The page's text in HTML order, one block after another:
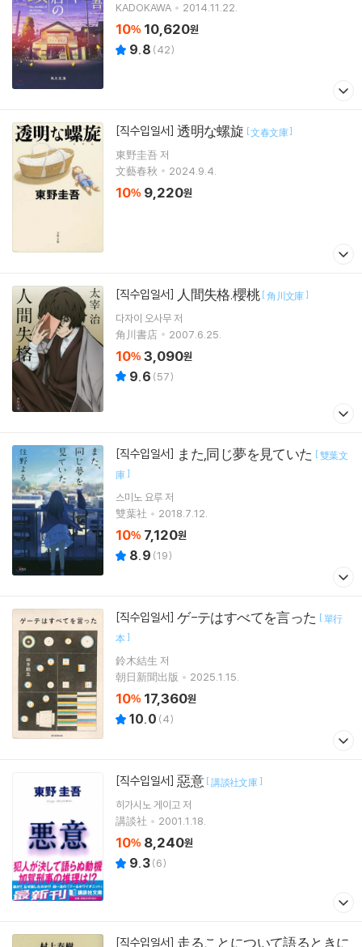
KADOKAWA
2014.11.22.
10% 10,620원
9.8 (42)
[직수입일서] 透明な螺旋 [文春文庫]
東野圭吾 저
文藝春秋
2024.9.4.
10% 9,220원
[직수입일서] 人間失格.櫻桃 [角川文庫]
다자이 오사무저
角川書店
2007.6.25.
10% 3,090원
9.6 (57)
[직수입일서] また,同じ夢を見ていた [雙葉文
庫]
스미노 요루저
雙葉社
2018.7.12.
10% 7,120원
8.9 (19)
[직수입일서] ゲ-テはすべてを言った [單行
本]
鈴木結生 저
朝日新聞出版
2025.1.15.
10% 17,360원
10.0 (4)
[직수입일서] 惡意 [講談社文庫]
히가시노 게이고 저
講談社
2001.1.18.
10% 8,240원
9.3(6)
[직수입일서]